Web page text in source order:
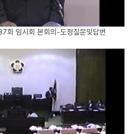
회 임시회 본회의-도정질문및답변